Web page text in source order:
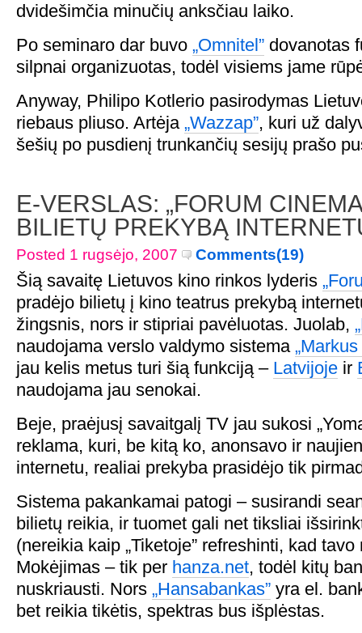
dvidešimčia minučių anksčiau laiko.
Po seminaro dar buvo „Omnitel” dovanotas
silpnai organizuotas, todėl visiems jame
Anyway, Philipo Kotlerio pasirodymas
riebaus pliuso. Artėja „Wazzap”, kuri už
šešių po pusdienį trunkančių sesijų prašo
E-VERSLAS: „FORUM
BILIETŲ PREKYBĄ
Posted 1 rugsėjo, 2007 Comments(19)
Šią savaitę Lietuvos kino rinkos lyderis
pradėjo bilietų į kino teatrus prekybą
žingsnis, nors ir stipriai pavėluotas. Juolab,
naudojama verslo valdymo sistema
jau kelis metus turi šią funkciją – Latvijoje ir
naudojama jau senokai.
Beje, praėjusį savaitgalį TV jau sukosi
reklama, kuri, be kitą ko, anonsavo ir
internetu, realiai prekyba prasidėjo tik
Sistema pakankamai patogi – susirandi
bilietų reikia, ir tuomet gali net tiksliai
(nereikia kaip „Tiketoje” refreshinti, kad
Mokėjimas – tik per hanza.net, todėl kitų
nuskriausti. Nors „Hansabankas” yra el.
bet reikia tikėtis, spektras bus išplėstas.